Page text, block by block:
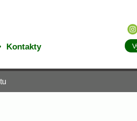
Kontakty